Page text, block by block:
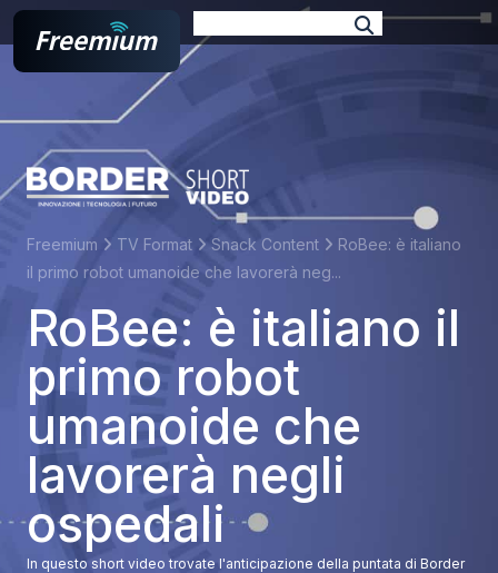
E-book
TV Format
Web Series
Freemium TV Format Snack Content
RoBee: è italiano
il primo robot umanoide che lavorerà neg...
RoBee: è italiano il
primo robot
umanoide che
lavorerà negli
ospedali
In questo short video trovate l'anticipazione della puntata di Border